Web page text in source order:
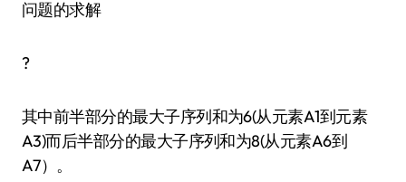
?
其中前半部分的最大子序列和为6(从元素A1到元素
A3)而后半部分的最大子序列和为8(从元素A6到
A7）。